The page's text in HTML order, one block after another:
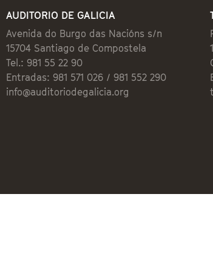
AUDITORIO DE GALICIA
Avenida do Burgo das Nacións s/n
15704 Santiago de Compostela
Tel.: 981 55 22 90
Entradas: 981 571 026 / 981 552 290
info@auditoriodegalicia.org